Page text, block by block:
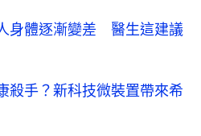
身體逐漸變差 醫生這建議
殺手？新科技微裝置帶來希